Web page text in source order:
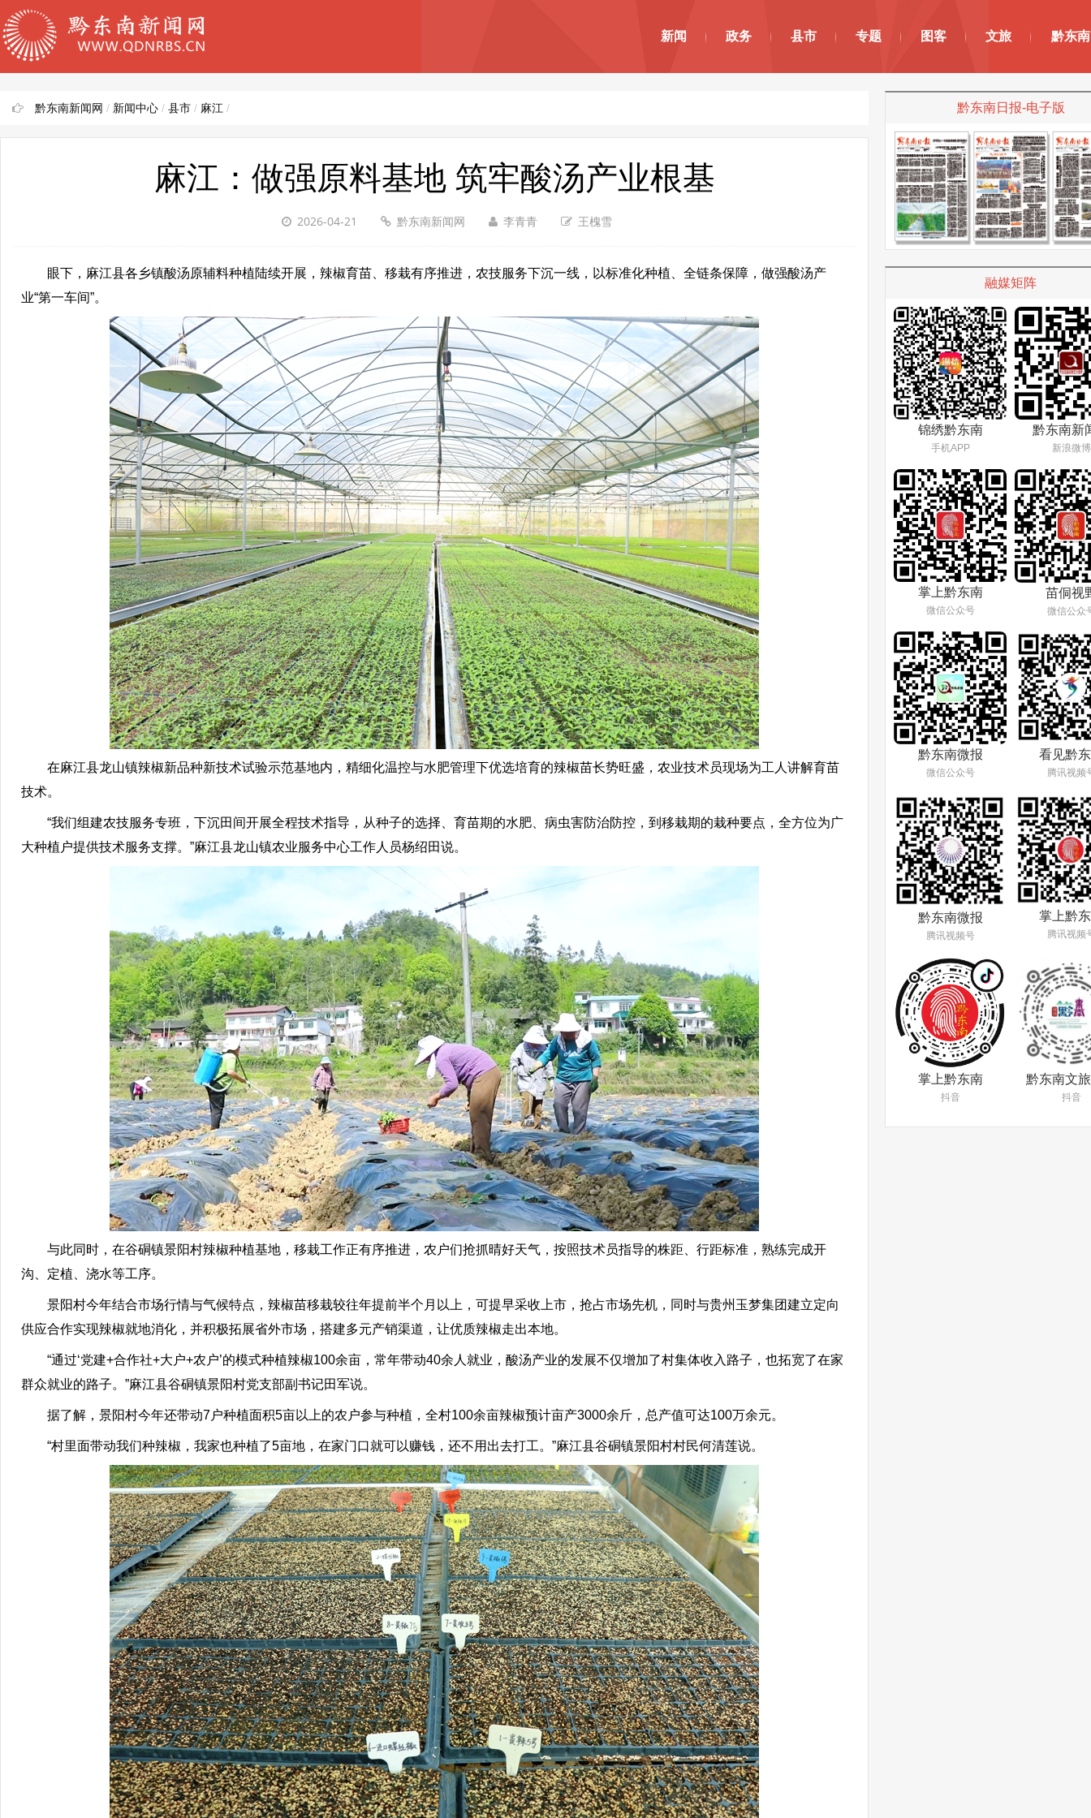
新闻 政务 县市 专题 图客 文旅 黔东
黔东南新闻网 / 新闻中心 / 县市 / 麻江 /
麻江：做强原料基地 筑牢酸汤产业根基
2026-04-21 黔东南新闻网 李青青 王槐雪
眼下，麻江县各乡镇酸汤原辅料种植陆续开展，辣椒育苗、移栽有序推进，农技服务下沉一线，以标准化种植、全链条保障，做强酸汤产
业“第一车间”。
在麻江县龙山镇辣椒新品种新技术试验示范基地内，精细化温控与水肥管理下优选培育的辣椒苗长势旺盛，农业技术员现场为工人讲解育苗
技术。
“我们组建农技服务专班，下沉田间开展全程技术指导，从种子的选择、育苗期的水肥、病虫害防治防控，到移栽期的栽种要点，全方位为广
大种植户提供技术服务支撑。”麻江县龙山镇农业服务中心工作人员杨绍田说。
与此同时，在谷硐镇景阳村辣椒种植基地，移栽工作正有序推进，农户们抢抓晴好天气，按照技术员指导的株距、行距标准，熟练完成开
沟、定植、浇水等工序。
景阳村今年结合市场行情与气候特点，辣椒苗移栽较往年提前半个月以上，可提早采收上市，抢占市场先机，同时与贵州玉梦集团建立定向
供应合作实现辣椒就地消化，并积极拓展省外市场，搭建多元产销渠道，让优质辣椒走出本地。
“通过‘党建+合作社+大户+农户’的模式种植辣椒100余亩，常年带动40余人就业，酸汤产业的发展不仅增加了村集体收入路子，也拓宽了在家
群众就业的路子。”麻江县谷硐镇景阳村党支部副书记田军说。
据了解，景阳村今年还带动7户种植面积5亩以上的农户参与种植，全村100余亩辣椒预计亩产3000余斤，总产值可达100万余元。
“村里面带动我们种辣椒，我家也种植了5亩地，在家门口就可以赚钱，还不用出去打工。”麻江县谷硐镇景阳村村民何清莲说。
黔东南日报-电子版
融媒矩阵
锦绣黔东南
手机APP
黔东南新
新浪微博
掌上黔东南
微信公众号
苗侗视
微信公众
黔东南微报
微信公众号
看见黔
腾讯视频
黔东南微报
腾讯视频号
掌上黔
腾讯视频
掌上黔东南
抖音
黔东南文
抖音